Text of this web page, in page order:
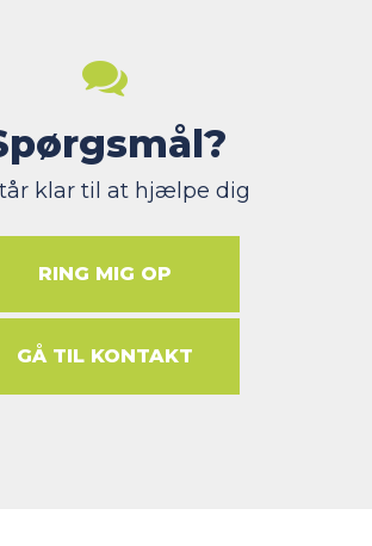
klar til at hjælpe dig
RING MIG OP
GÅ TIL KONTAKT